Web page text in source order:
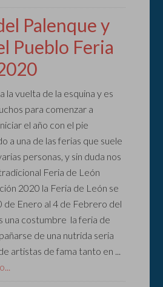
Palenque y
Pueblo Feria
la vuelta de la esquina y es
para comenzar a
el año con el pie
a una de las ferias que suele
personas, y sin duda nos
Feria de León
2020 la Feria de León se
de Enero al 4 de Febrero del
una costumbre la feria de
de una nutrida seria
artistas de fama tanto en ...